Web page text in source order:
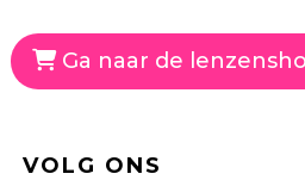
Ga naar de
VOLG ONS